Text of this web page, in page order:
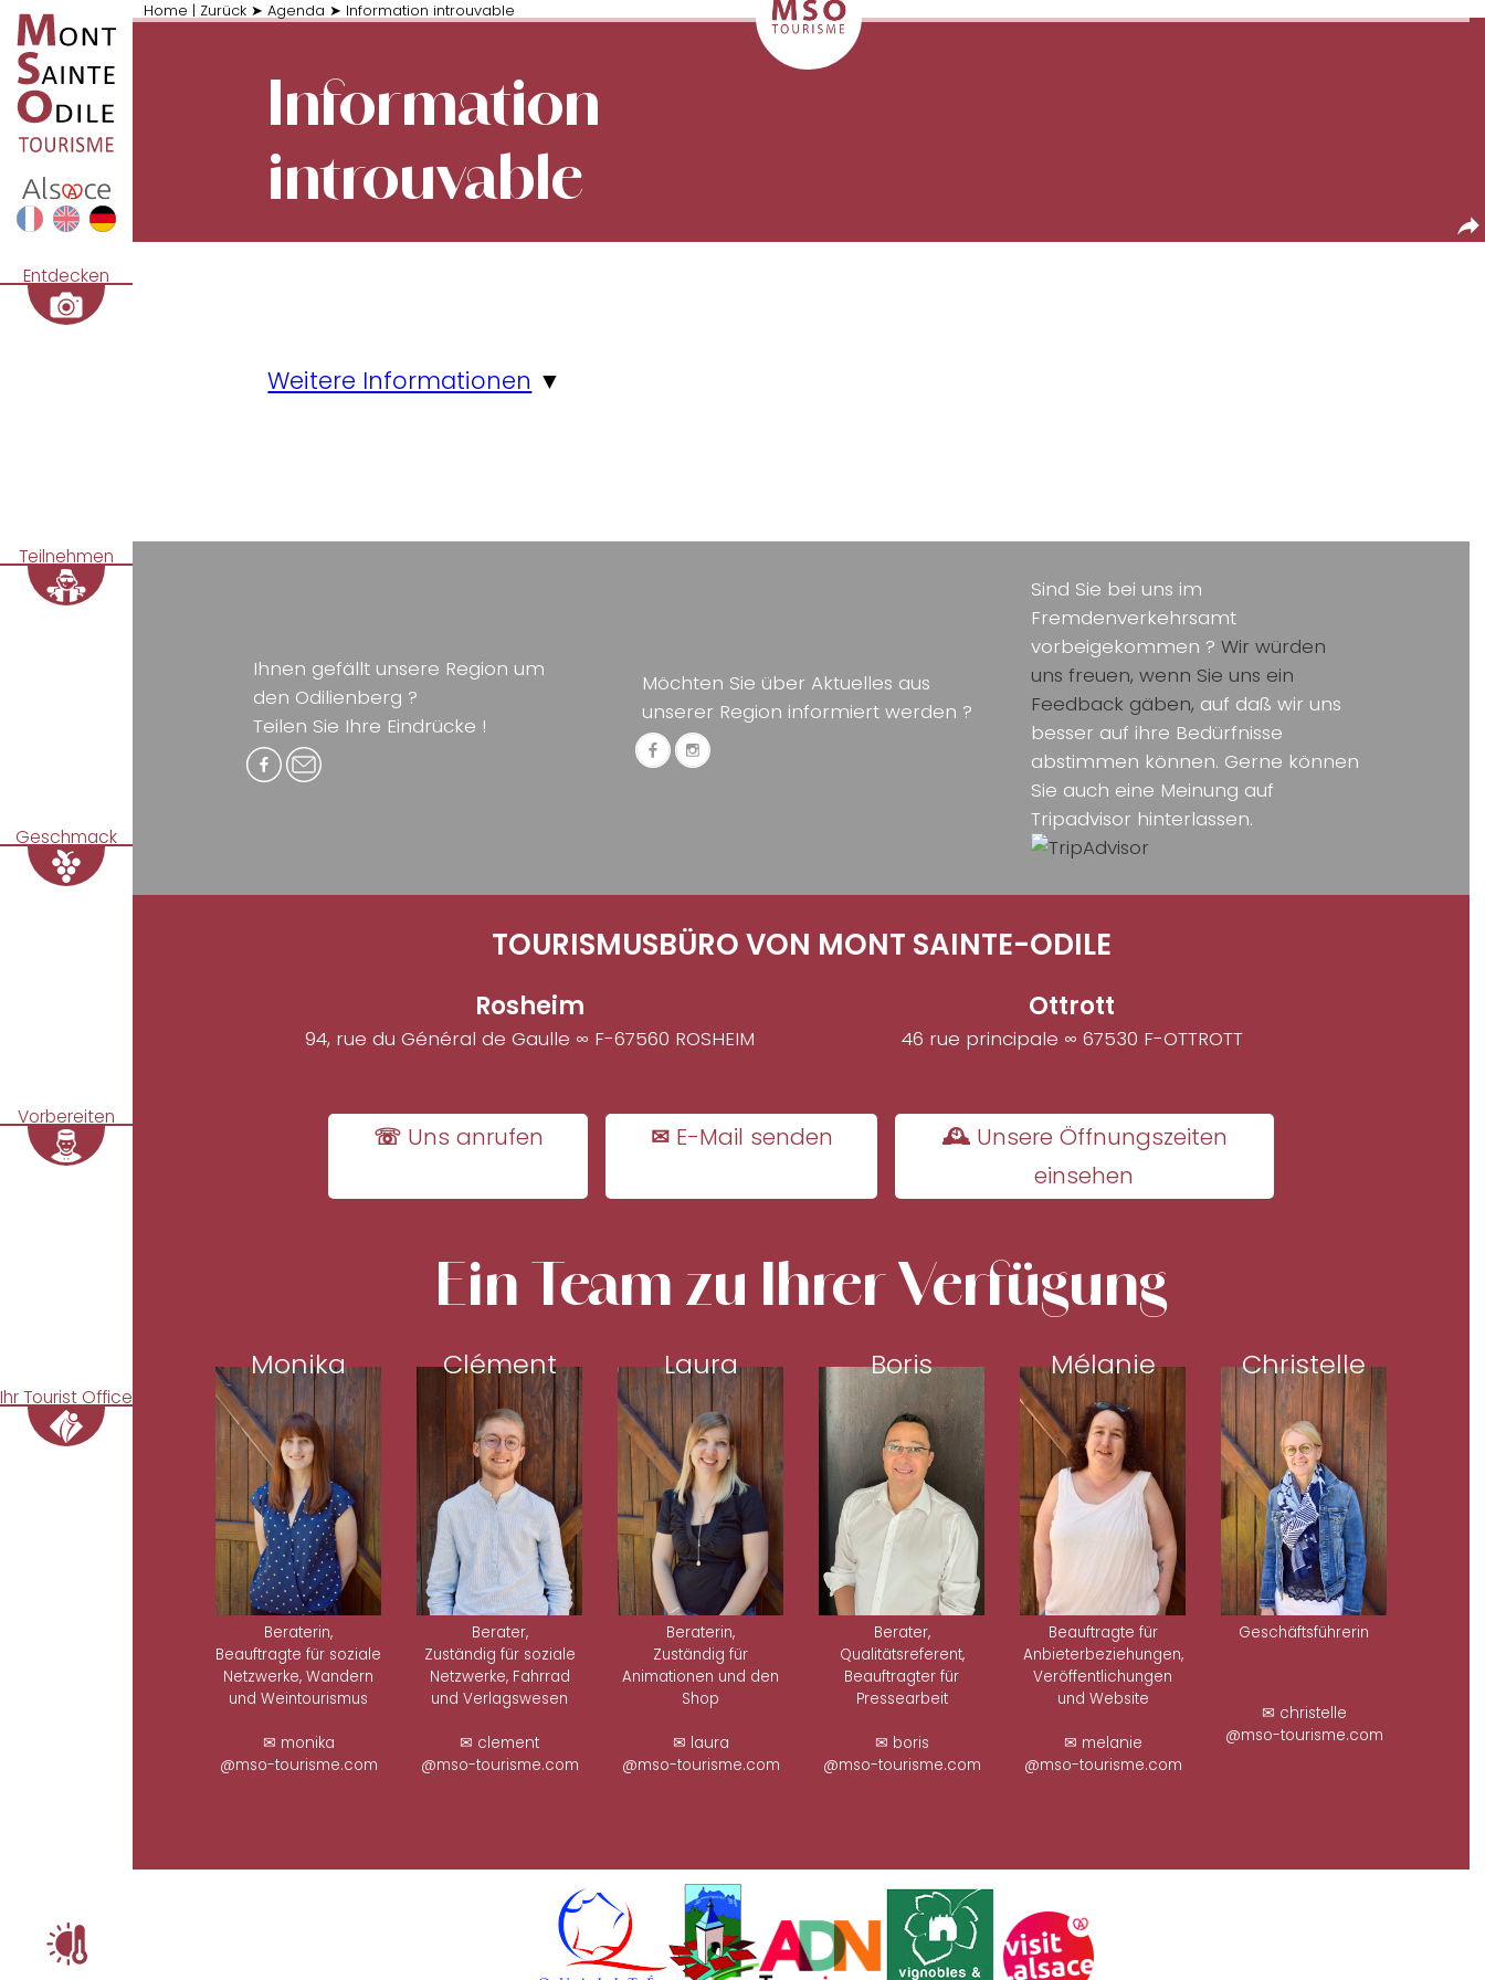
Home | Zurück ➤ Agenda ➤ Information introuvable
Entdecken
Teilnehmen
Geschmack
Vorbereiten
Ihr Tourist Office
ê
Information
introuvable
Weitere Informationen ▼
Ihnen gefällt unsere Region um
den Odilienberg ?
Teilen Sie Ihre Eindrücke !
Möchten Sie über Aktuelles aus
unserer Region informiert werden ?
Sind Sie bei uns im
Fremdenverkehrsamt
vorbeigekommen ?Wir würden
uns freuen, wenn Sie uns ein
Feedback gäben, auf daß wir uns
besser auf ihre Bedürfnisse
abstimmen können. Gerne können
Sie auch eine Meinung auf
Tripadvisor hinterlassen.
TOURISMUSBÜRO VON MONT SAINTE-ODILE
Rosheim
94, rue du Général de Gaulle ∞ F-67560 ROSHEIM
Ottrott
46 rue principale ∞ 67530 F-OTTROTT
☏ Uns anrufen ✉ E-Mail senden
🕰 Unsere Öffnungszeiten
einsehen
Ein Team zu Ihrer Verfügung
Monika
Beraterin,
Beauftragte für soziale
Netzwerke, Wandern
und Weintourismus
✉ monika
@mso-tourisme.com
Clément
Berater,
Zuständig für soziale
Netzwerke, Fahrrad
und Verlagswesen
✉ clement
@mso-tourisme.com
Laura
Beraterin,
Zuständig für
Animationen und den
Shop
✉ laura
@mso-tourisme.com
Boris
Berater,
Qualitätsreferent,
Beauftragter für
Pressearbeit
✉ boris
@mso-tourisme.com
Mélanie
Beauftragte für
Anbieterbeziehungen,
Veröffentlichungen
und Website
✉ melanie
@mso-tourisme.com
Christelle
Geschäftsführerin
✉ christelle
@mso-tourisme.com